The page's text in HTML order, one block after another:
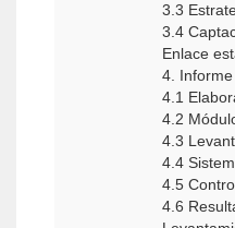
3.3
3.4
Enlace
4.
4.1
4.2
4.3
4.4
4.5
4.6